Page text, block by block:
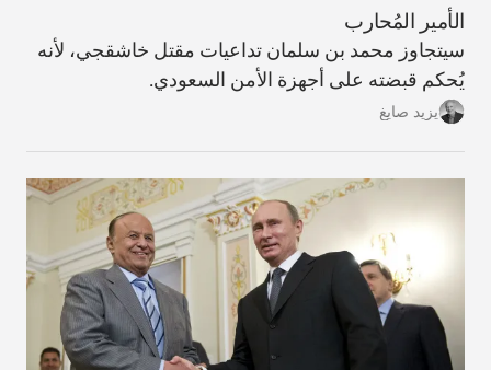
الأمير المُحارب
سيتجاوز محمد بن سلمان تداعيات مقتل خاشقجي، لأنه
يُحكم قبضته على أجهزة الأمن السعودي.
يزيد صايغ